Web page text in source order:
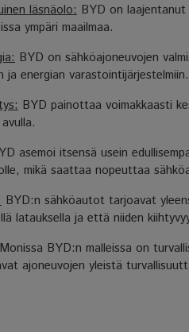
läsnäolo: BYD on
ympäri maailmaa.
BYD on sähköajoneuvojen
ja energian varastointijärjestelmiin.
BYD painottaa voimakkaasti
asemoi itsensä usein
mikä saattaa nopeuttaa
BYD:n sähköautot tarjoavat
latauksella ja että niiden
Monissa BYD:n malleissa on
ajoneuvojen yleistä